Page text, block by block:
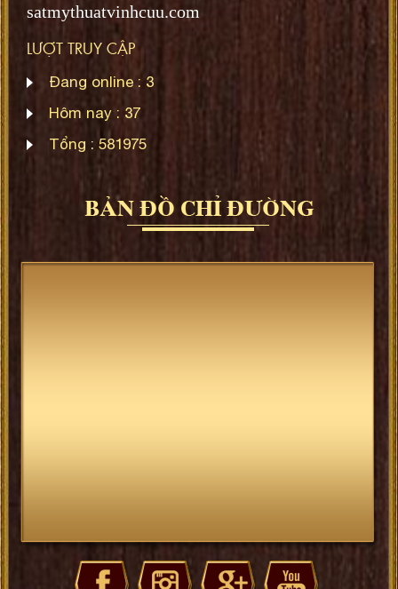
satmythuatvinhcuu.com
LƯỢT TRUY CẬP
Đang online : 3
Hôm nay : 37
Tổng : 581975